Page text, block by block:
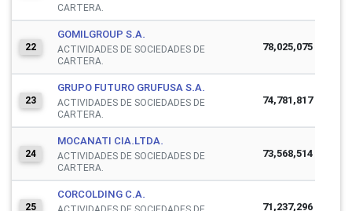
CARTERA.
22
GOMILGROUP S.A.
ACTIVIDADES DE SOCIEDADES DE
CARTERA.
78,025,075
23
GRUPO FUTURO GRUFUSA S.A.
ACTIVIDADES DE SOCIEDADES DE
CARTERA.
74,781,817
24
MOCANATI CIA.LTDA.
ACTIVIDADES DE SOCIEDADES DE
CARTERA.
73,568,514
25
CORCOLDING C.A.
ACTIVIDADES DE SOCIEDADES DE
71,237,296